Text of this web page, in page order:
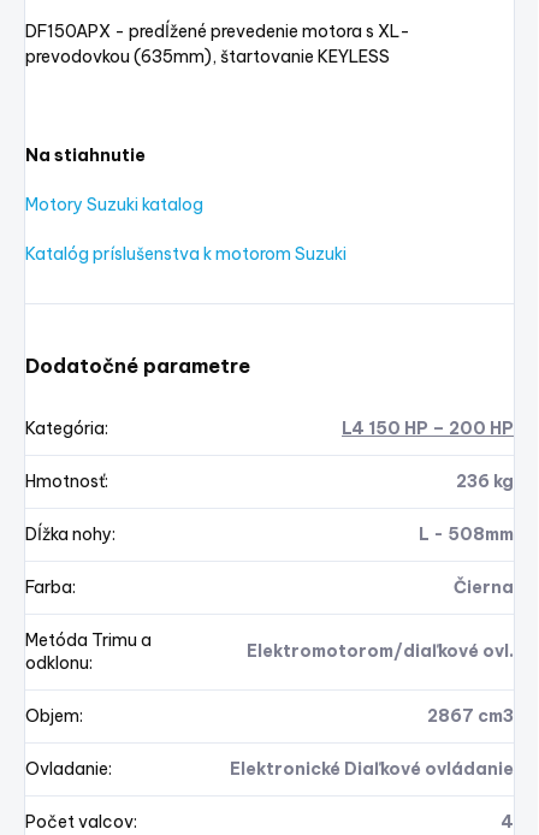
DF150APX - predĺžené prevedenie motora s XL-
prevodovkou (635mm), štartovanie KEYLESS
Na stiahnutie
Motory Suzuki katalog
Katalóg príslušenstva k motorom Suzuki
Dodatočné parametre
Kategória: L4 150 HP – 200 HP
Hmotnosť: 236 kg
Dĺžka nohy: L - 508mm
Farba: Čierna
Metóda Trimu a
odklonu:
Elektromotorom/diaľkové ovl.
Objem: 2867 cm3
Ovladanie: Elektronické Diaľkové ovládanie
Počet valcov: 4